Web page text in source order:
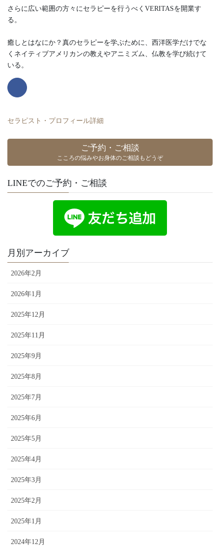
さらに広い範囲の方々にセラピーを行うべくVERITASを開業す
る。
癒しとはなにか？真のセラピーを学ぶために、西洋医学だけでな
くネイティブアメリカンの教えやアニミズム、仏教を学び続けて
いる。
セラピスト・プロフィール詳細
ご予約・ご相談
こころの悩みやお身体のご相談もどうぞ
LINEでのご予約・ご相談
月別アーカイブ
2026年2月
2026年1月
2025年12月
2025年11月
2025年9月
2025年8月
2025年7月
2025年6月
2025年5月
2025年4月
2025年3月
2025年2月
2025年1月
2024年12月